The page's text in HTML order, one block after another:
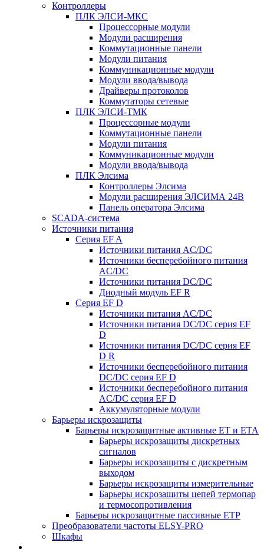
Контроллеры
ПЛК ЭЛСИ-МКС
Процессорные модули
Модули расширения
Коммутационные панели
Модули питания
Коммуникационные модули
Модули ввода/вывода
Драйверы протоколов
Коммутаторы сетевые
ПЛК ЭЛСИ-ТМК
Процессорные модули
Коммутационные панели
Модули питания
Коммуникационные модули
Модули ввода/вывода
ПЛК Элсима
Контроллеры Элсима
Модули расширения ЭЛСИМА 24В
Панель оператора Элсима
SCADA-система
Источники питания
Серия EF A
Источники питания AC/DC
Источники бесперебойного питания
AC/DC
Источники питания DC/DC
Диодный модуль EF R
Серия EF D
Источники питания AC/DC
Источники питания DC/DC серия EF
D
Источники питания DC/DC серия EF
D R
Источники бесперебойного питания
DC/DC серия EF D
Источники бесперебойного питания
AC/DC серия EF D
Аккумуляторные модули
Барьеры искрозащиты
Барьеры искрозащитные активные ET и ETA
Барьеры искрозащиты дискретных
сигналов
Барьеры искрозащиты с дискретным
выходом
Барьеры искрозащиты измерительные
Барьеры искрозащиты цепей термопар
и термосопротивления
Барьеры искрозащитные пассивные ЕТР
Преобразователи частоты ELSY-PRO
Шкафы